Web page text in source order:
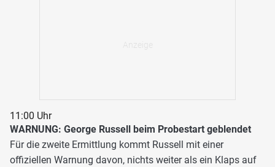
11:00 Uhr
WARNUNG: George Russell beim Probestart geblendet
Für die zweite Ermittlung kommt Russell mit einer
offiziellen Warnung davon, nichts weiter als ein Klaps auf